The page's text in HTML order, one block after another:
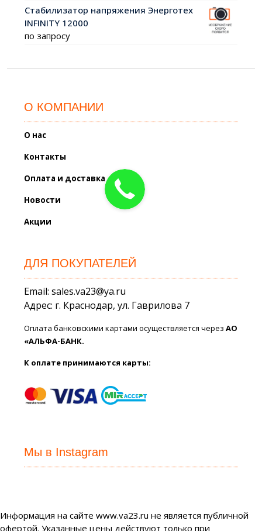
Стабилизатор напряжения Энерготех
INFINITY 12000
по запросу
О КОМПАНИИ
О нас
Контакты
Оплата и доставка
Новости
Акции
ДЛЯ ПОКУПАТЕЛЕЙ
Email: sales.va23@ya.ru
Адрес: г. Краснодар, ул. Гаврилова 7
Оплата банковскими картами осуществляется черезАО
«АЛЬФА-БАНК.
К оплате принимаются карты:
Мы в Instagram
Информация на сайте www.va23.ru не является публичной
офертой. Указанные цены действуют только при